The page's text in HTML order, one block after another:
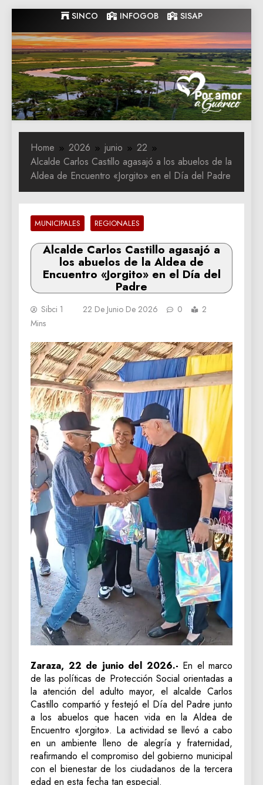
to
content
SINCO INFOGOB SISAP
Gobernacion
de Guarico
Gobernacion de Guarico
Home 2026 junio
22
Alcalde Carlos Castillo agasajó a los abuelos de la
Aldea de Encuentro «Jorgito» en el Día del Padre
MUNICIPALES REGIONALES
Alcalde Carlos Castillo agasajó a
los abuelos de la Aldea de
Encuentro «Jorgito» en el Día del
Padre
Sibci 1 22 De Junio De 2026 0
2
Mins
Zaraza, 22 de junio del 2026.- En el marco
de las políticas de Protección Social orientadas a
la atención del adulto mayor, el alcalde Carlos
Castillo compartió y festejó el Día del Padre junto
a los abuelos que hacen vida en la Aldea de
Encuentro «Jorgito». La actividad se llevó a cabo
en un ambiente lleno de alegría y fraternidad,
reafirmando el compromiso del gobierno municipal
con el bienestar de los ciudadanos de la tercera
edad en esta fecha tan especial.